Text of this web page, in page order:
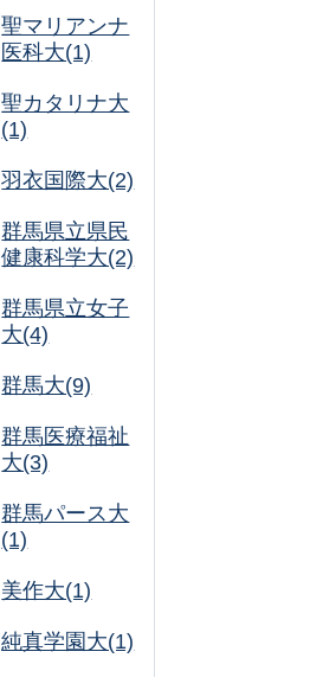
聖マリアンナ
医科大(1)
聖カタリナ大
(1)
羽衣国際大(2)
群馬県立県民
健康科学大(2)
群馬県立女子
大(4)
群馬大(9)
群馬医療福祉
大(3)
群馬パース大
(1)
美作大(1)
純真学園大(1)